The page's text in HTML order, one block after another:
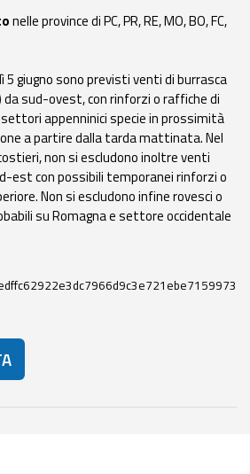
nelle province di PC, PR, RE, MO, BO, FC,
5 giugno sono previsti venti di burrasca
sud-ovest, con rinforzi o raffiche di
appenninici specie in prossimità
a partire dalla tarda mattinata. Nel
non si escludono inoltre venti
est con possibili temporanei rinforzi o
Non si escludono infine rovesci o
su Romagna e settore occidentale